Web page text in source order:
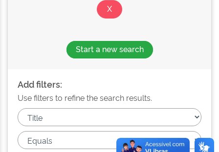
Start a new search
Add filters:
Use filters to refine the search results.